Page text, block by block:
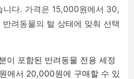
니다. 가격은 15,000원에서 30,
려동물의 털 상태에 맞춰 선택
이 포함된 반려동물 전용 세정
에서 20,000원에 구매할 수 있